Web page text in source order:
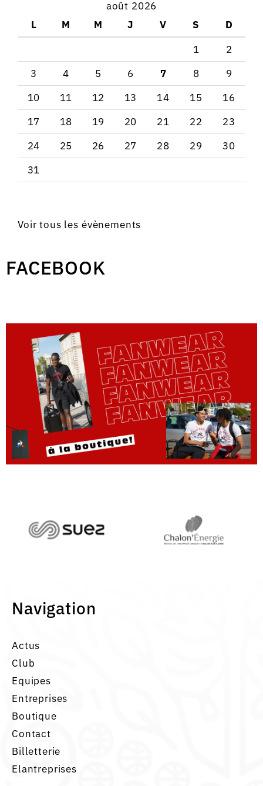
août 2026
L
M M J V S
D
1
2
3
4 5 6 7 8
9
10
11 12 13 14 15
16
17
18 19 20 21 22
23
24
25 26 27 28 29
30
31
Voir tous les évènements
FACEBOOK
Navigation
Actus
Club
Equipes
Entreprises
Boutique
Contact
Billetterie
Elantreprises